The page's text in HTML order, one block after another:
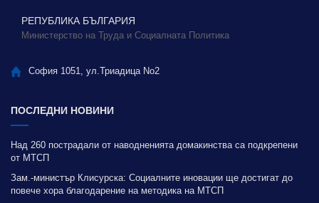
РЕПУБЛИКА БЪЛГАРИЯ
Министерство на Труда и Социалната Политика
София 1051, ул.Триадица No2
ПОСЛЕДНИ НОВИНИ
Над 260 пострадали от наводненията домакинства са подкрепени
от МТСП
Зам.-министър Клисурска: Социалните иновации ще достигат до
повече хора благодарение на методика на МТСП